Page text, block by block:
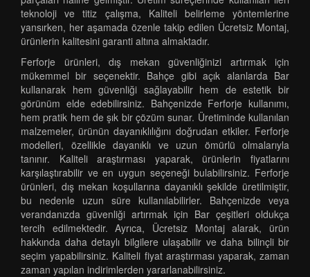
teknoloji ve titiz çalışma, Kaliteli belirleme yöntemlerine
yansırken, her aşamada özenle takip edilen Ücretsiz Montaj,
ürünlerin kalitesini garanti altına almaktadır.
Ferforje ürünleri, dış mekan güvenliğinizi artırmak için
mükemmel bir seçenektir. Bahçe gibi açık alanlarda Bar
kullanarak hem güvenliği sağlayabilir hem de estetik bir
görünüm elde edebilirsiniz. Bahçenizde Ferforje kullanımı,
hem pratik hem de şık bir çözüm sunar. Üretiminde kullanılan
malzemeler, ürünün dayanıklılığını doğrudan etkiler. Ferforje
modelleri, özellikle dayanıklı ve uzun ömürlü olmalarıyla
tanınır. Kaliteli araştırması yaparak, ürünlerin fiyatlarını
karşılaştırabilir ve en uygun seçeneği bulabilirsiniz. Ferforje
ürünleri, dış mekan koşullarına dayanıklı şekilde üretilmiştir,
bu nedenle uzun süre kullanılabilirler. Bahçenizde veya
verandanızda güvenliği artırmak için Bar çeşitleri oldukça
tercih edilmektedir. Ayrıca, Ücretsiz Montaj alarak, ürün
hakkında daha detaylı bilgilere ulaşabilir ve daha bilinçli bir
seçim yapabilirsiniz. Kaliteli fiyat araştırması yaparak, zaman
zaman yapılan indirimlerden yararlanabilirsiniz.